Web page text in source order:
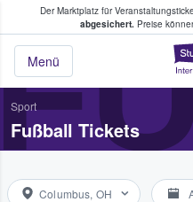
Der Marktplatz für
abgesichert.Preise
Menü
Tickets kaufen
Sport
Fußball Tickets
Columbus, OH